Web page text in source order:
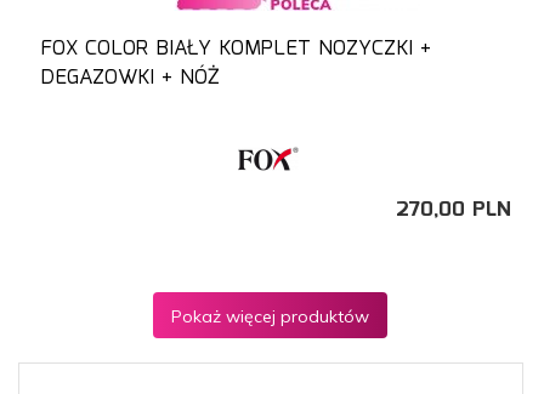
FOX COLOR BIAŁY KOMPLET NOZYCZKI +
DEGAZOWKI + NÓŻ
270,00 PLN
Pokaż więcej produktów